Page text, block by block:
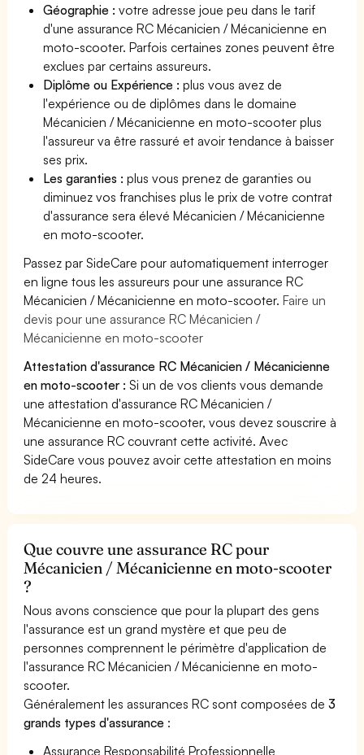
Géographie :votre adresse joue peu dans le tarif
d'une assurance RC Mécanicien / Mécanicienne en
moto-scooter. Parfois certaines zones peuvent être
exclues par certains assureurs.
Diplôme ou Expérience :plus vous avez de
l'expérience ou de diplômes dans le domaine
Mécanicien / Mécanicienne en moto-scooter plus
l'assureur va être rassuré et avoir tendance à baisser
ses prix.
Les garanties :plus vous prenez de garanties ou
diminuez vos franchises plus le prix de votre contrat
d'assurance sera élevé Mécanicien / Mécanicienne
en moto-scooter.
Passez par SideCare pour automatiquement interroger
en ligne tous les assureurs pour une assurance RC
Mécanicien / Mécanicienne en moto-scooter.Faire un
devis pour une assurance RC Mécanicien /
Mécanicienne en moto-scooter
Attestation d'assurance RC Mécanicien / Mécanicienne
en moto-scooter : Si un de vos clients vous demande
une attestation d'assurance RC Mécanicien /
Mécanicienne en moto-scooter, vous devez souscrire à
une assurance RC couvrant cette activité. Avec
SideCare vous pouvez avoir cette attestation en moins
de 24 heures.
Que couvre une assurance RC pour
Mécanicien / Mécanicienne en moto-scooter
?
Nous avons conscience que pour la plupart des gens
l'assurance est un grand mystère et que peu de
personnes comprennent le périmètre d'application de
l'assurance RC Mécanicien / Mécanicienne en moto-
scooter.
Généralement les assurances RC sont composées de3
grands types d'assurance :
Assurance Responsabilité Professionnelle